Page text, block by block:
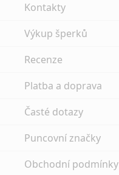
Kontakty
Výkup šperků
Recenze
Platba a doprava
Časté dotazy
Puncovní značky
Obchodní podmínky